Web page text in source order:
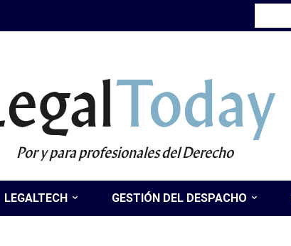
Today
Por y para profesionales del Derecho
LEGALTECH GESTIÓN DEL DESPACHO